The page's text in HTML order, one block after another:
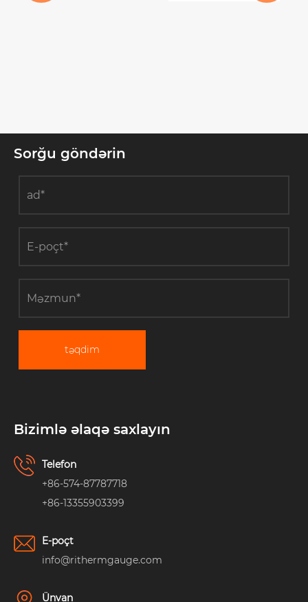
Sorğu göndərin
təqdim
Bizimlə əlaqə saxlayın
Telefon
+86-574-87787718
+86-13355903399
E-poçt
info@rithermgauge.com
Ünvan